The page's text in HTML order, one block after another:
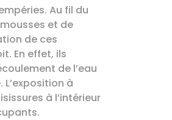
Au fil du
et de
de ces
En effet, ils
de l’eau
à
à l’intérieur